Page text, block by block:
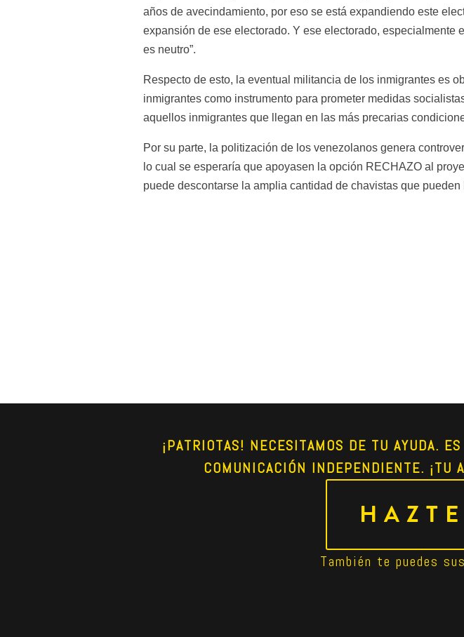
años de avecindamiento, por eso se está expandiendo este
expansión de ese electorado. Y ese electorado,
es neutro”.
Respecto de esto, la eventual militancia de los inmigrantes es
inmigrantes como instrumento para prometer medidas
aquellos inmigrantes que llegan en las más precarias
Por su parte, la politización de los venezolanos genera
lo cual se esperaría que apoyasen la opción RECHAZO al
puede descontarse la amplia cantidad de chavistas que
¡PATRIOTAS! NECESITAMOS DE TU AYUDA.
COMUNICACIÓN INDEPENDIENTE. ¡TU
También te puedes